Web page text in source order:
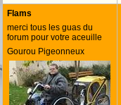
Flams
merci tous les guas du
forum pour votre aceuille
Gourou Pigeonneux